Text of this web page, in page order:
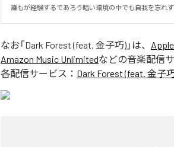
誰もが経験するであろう暗い環境の中でも自我を忘れ
なお「Dark Forest (feat. 金子巧) 」は、
Amazon Music Unlimitedなどの音楽配信
各配信サービス： Dark Forest (feat. 金子